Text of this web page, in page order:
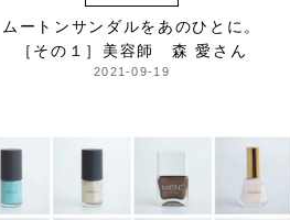
ムートンサンダルをあのひとに。
［その１］美容師 森 愛さん
2021-09-19